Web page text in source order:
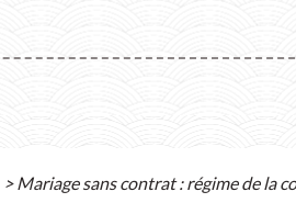
> Mariage sans contrat : régime de la